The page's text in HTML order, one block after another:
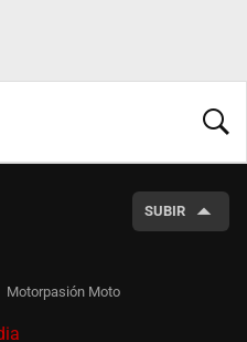
SUBIR
Motorpasión Moto